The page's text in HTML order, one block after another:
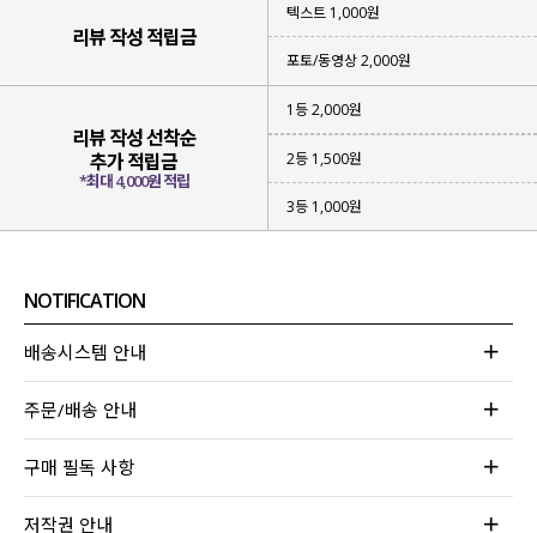
리뷰 작성 적립금
텍스트 1,000원
포토/동영상 2,000원
리뷰 작성 선착순
추가 적립금
*최대 4,000원 적립
1등 2,000원
2등 1,500원
3등 1,000원
NOTIFICATION
배송시스템 안내
주문/배송 안내
구매 필독 사항
저작권 안내